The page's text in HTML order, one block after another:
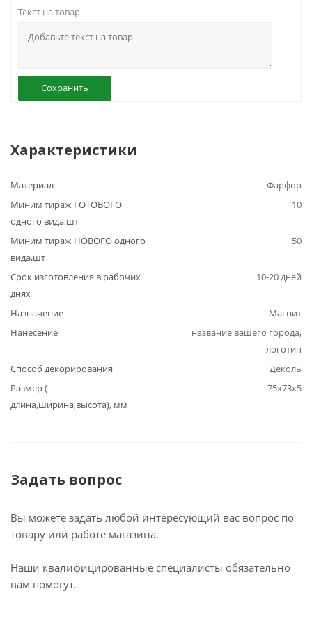
Текст на товар
Сохранить
Характеристики
Материал
Фарфор
Миним тираж ГОТОВОГО
одного вида,шт
10
Миним тираж НОВОГО одного
вида,шт
50
Срок изготовления в рабочих
днях
10-20 дней
Назначение
Магнит
Нанесение
название вашего города,
логотип
Способ декорирования
Деколь
Размер (
длина,ширина,высота), мм
75х73х5
Задать вопрос
Вы можете задать любой интересующий вас вопрос по
товару или работе магазина.
Наши квалифицированные специалисты обязательно
вам помогут.